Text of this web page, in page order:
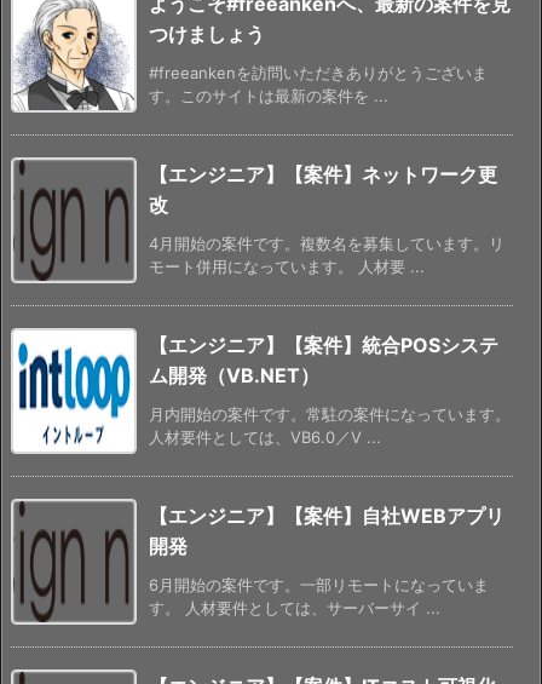
つけましょう
#freeankenを訪問いただきありがとうございま
す。このサイトは最新の案件を ...
【エンジニア】【案件】ネットワーク更
改
4月開始の案件です。複数名を募集しています。リ
モート併用になっています。 人材要 ...
【エンジニア】【案件】統合POSシステ
ム開発（VB.NET）
月内開始の案件です。常駐の案件になっています。
人材要件としては、VB6.0／V ...
【エンジニア】【案件】自社WEBアプリ
開発
6月開始の案件です。一部リモートになっていま
す。 人材要件としては、サーバーサイ ...